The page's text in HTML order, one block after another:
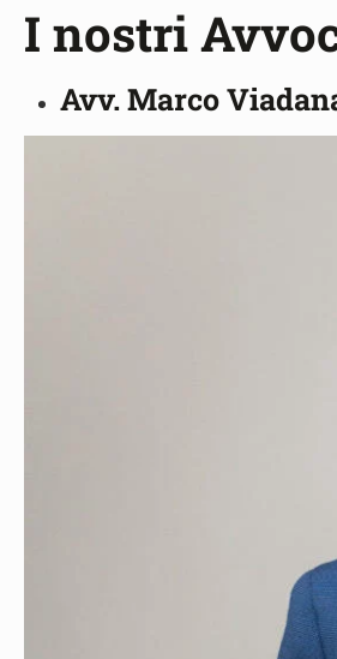
I nostri
Avv. Marco